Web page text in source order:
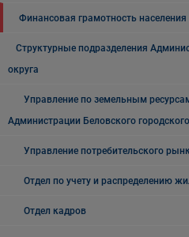
Финансовая грамотность населения
Структурные подразделения
округа
Управление по земельным
Администрации Беловского
Управление потребительского
Отдел по учету и распределению
Отдел кадров